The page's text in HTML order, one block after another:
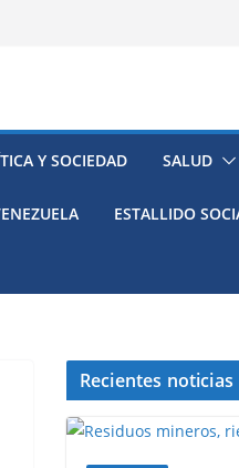
Y SOCIEDAD SALUD
ESTALLIDO
Recientes noticias